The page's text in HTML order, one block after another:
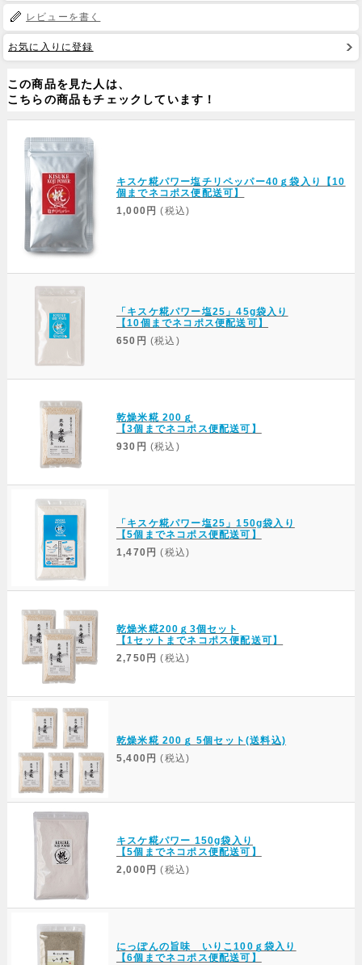
レビューを書く
お気に入りに登録
この商品を見た人は、
こちらの商品もチェックしています！
キスケ糀パワー塩チリペッパー40ｇ袋入り【10
個までネコポス便配送可】
1,000円 (税込)
「キスケ糀パワー塩25」45g袋入り
【10個までネコポス便配送可】
650円 (税込)
乾燥米糀 200ｇ
【3個までネコポス便配送可】
930円 (税込)
「キスケ糀パワー塩25」150g袋入り
【5個までネコポス便配送可】
1,470円 (税込)
乾燥米糀200ｇ3個セット
【1セットまでネコポス便配送可】
2,750円 (税込)
乾燥米糀 200ｇ 5個セット(送料込)
5,400円 (税込)
キスケ糀パワー 150g袋入り
【5個までネコポス便配送可】
2,000円 (税込)
にっぽんの旨味 いりこ100ｇ袋入り
【6個までネコポス便配送可】